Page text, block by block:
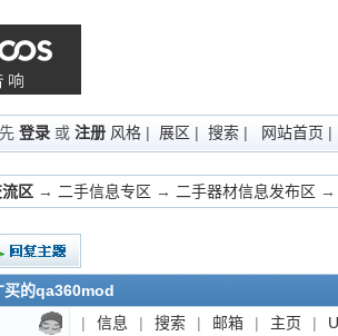
登录 或 注册 风格 | 展区 | 搜索 | 网站首页
区 → 二手信息专区 → 二手器材信息发布区 →
买的qa360mod
| 信息 | 搜索 | 邮箱 | 主页 |